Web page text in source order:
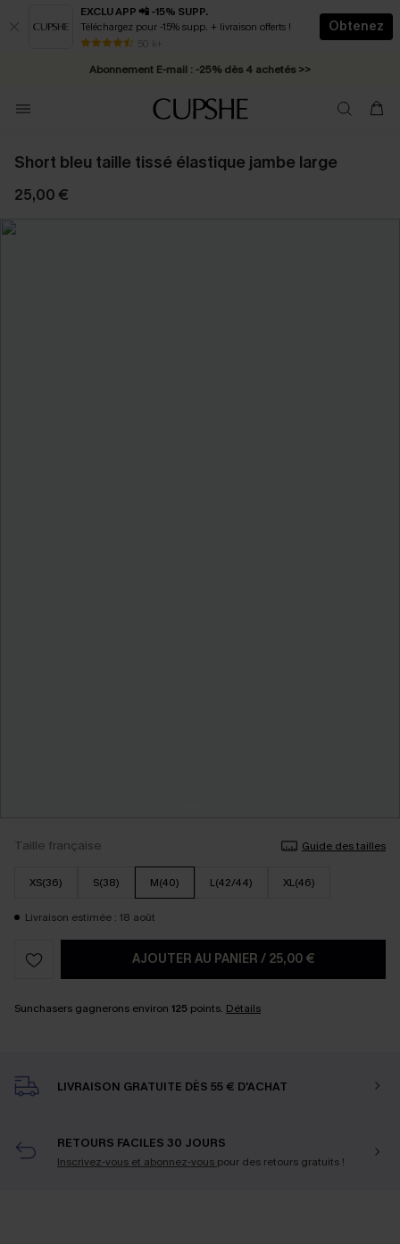
EXCLU APP 📲 -15% SUPP.
Téléchargez pour -15% supp. + livraison offerts !
50 k+
Obtenez
* Livraison éclair 2-3 jours ouvrés >>
Abonnement E-mail : -25% dès 4 achetés >>
Short bleu taille tissé élastique jambe large
25,00 €
Taille française Guide des tailles
XS(36) S(38) M(40) L(42/44) XL(46)
Livraison estimée : 18 août
AJOUTER AU PANIER / 25,00 €
Sunchasers gagnerons environ 125 points. Détails
LIVRAISON GRATUITE DÈS 55 € D'ACHAT
RETOURS FACILES 30 JOURS
Inscrivez-vous et abonnez-vous pour des retours gratuits !